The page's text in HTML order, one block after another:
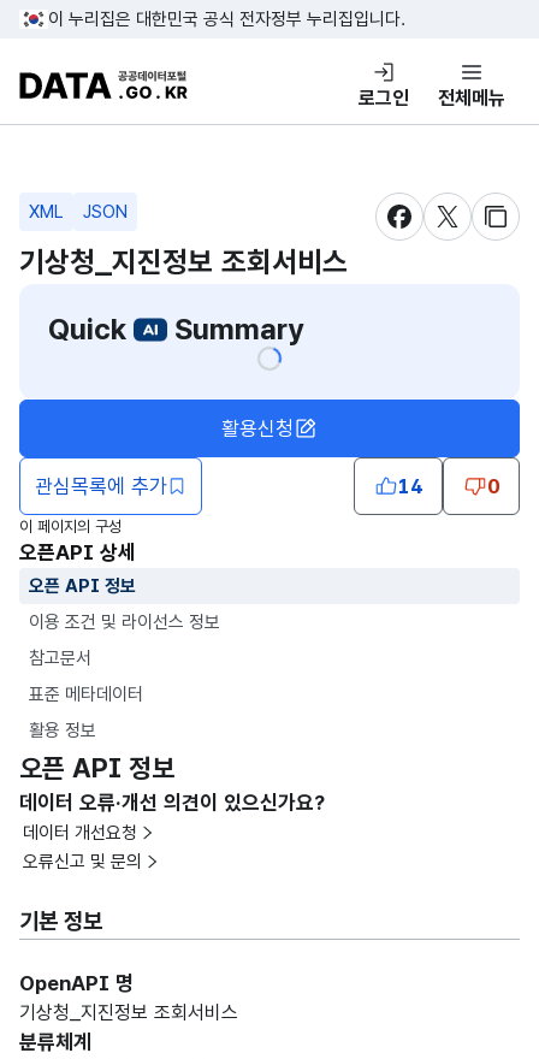
콘텐츠 바로가기
푸터 바로가기
이 누리집은 대한민국 공식 전자정부 누리집입니다.
DATA.GO.KR 공공데이터포털
로그인 전체메뉴
XML JSON
새창 열림새창 열림
새창
기상청_지진정보 조회서비스
Quick
Summary
관심목록에 추가
활용신청
14 0
이 페이지의 구성
오픈API 상세
오픈 API 정보
이용 조건 및 라이선스 정보
참고문서
표준 메타데이터
활용 정보
오픈 API 정보
데이터 오류·개선 의견이 있으신가요?
데이터 개선요청
오류신고 및 문의
기본 정보
OpenAPI 명
기상청_지진정보 조회서비스
분류체계